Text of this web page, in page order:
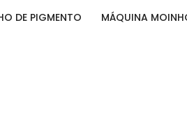
DE PIGMENTO MÁQUINA